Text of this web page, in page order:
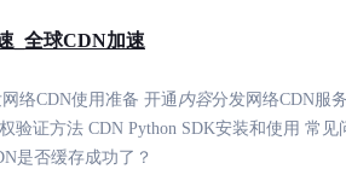
_全球CDN加速
络CDN使用准备 开通 内容分发网络CDN服
验证方法 CDN Python SDK安装和使用 常
是否缓存成功了？